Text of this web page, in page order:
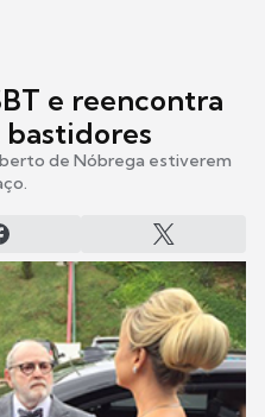
e reencontra
bastidores
de Nóbrega estiverem